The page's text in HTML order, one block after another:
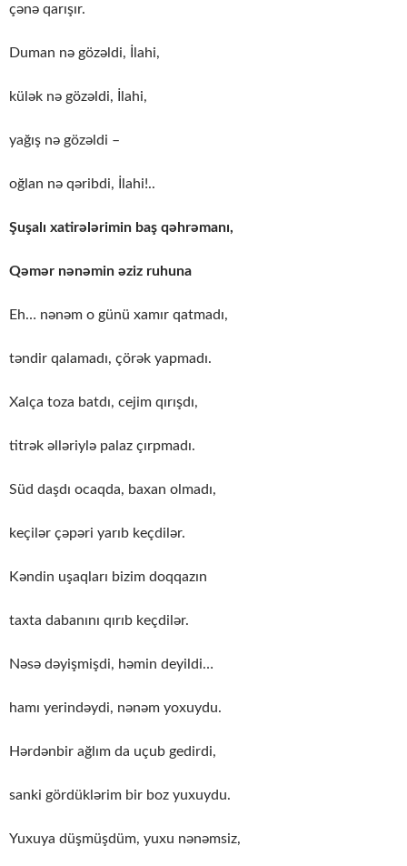
çənə qarışır.
Duman nə gözəldi, İlahi,
külək nə gözəldi, İlahi,
yağış nə gözəldi –
oğlan nə qəribdi, İlahi!..
Şuşalı xatirələrimin baş qəhrəmanı,
Qəmər nənəmin əziz ruhuna
Eh… nənəm o günü xamır qatmadı,
təndir qalamadı, çörək yapmadı.
Xalça toza batdı, cejim qırışdı,
titrək əlləriylə palaz çırpmadı.
Süd daşdı ocaqda, baxan olmadı,
keçilər çəpəri yarıb keçdilər.
Kəndin uşaqları bizim doqqazın
taxta dabanını qırıb keçdilər.
Nəsə dəyişmişdi, həmin deyildi…
hamı yerindəydi, nənəm yoxuydu.
Hərdənbir ağlım da uçub gedirdi,
sanki gördüklərim bir boz yuxuydu.
Yuxuya düşmüşdüm, yuxu nənəmsiz,